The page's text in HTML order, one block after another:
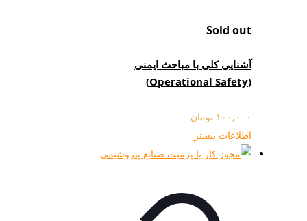
Sold out
آشنایی کلی با مباحث ایمنی
(Operational Safety)
۱۰۰,۰۰۰ تومان
اطلاعات بیشتر